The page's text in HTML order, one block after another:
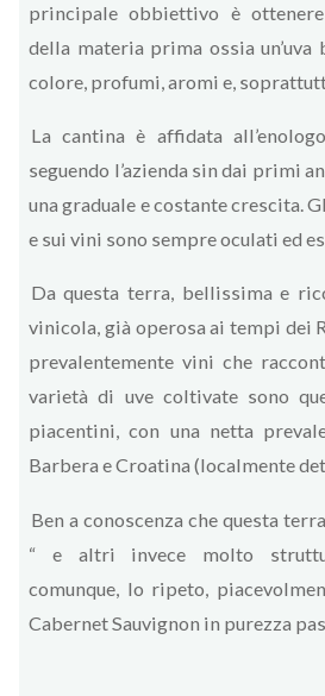
principale obbiettivo è
della materia prima ossia un’uva
colore, profumi, aromi e,
La cantina è affidata
seguendo l’azienda sin dai primi
una graduale e costante crescita.
e sui vini sono sempre oculati ed
Da questa terra, bellissima e
vinicola, già operosa ai tempi dei
prevalentemente vini che
varietà di uve coltivate sono
piacentini, con una netta
Barbera e Croatina (localmente
Ben a conoscenza che questa
“ e altri invece molto
comunque, lo ripeto,
Cabernet Sauvignon in purezza